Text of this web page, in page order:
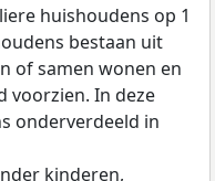
huishoudens op 1
bestaan uit
of samen wonen en
voorzien. In deze
onderverdeeld in
kinderen,